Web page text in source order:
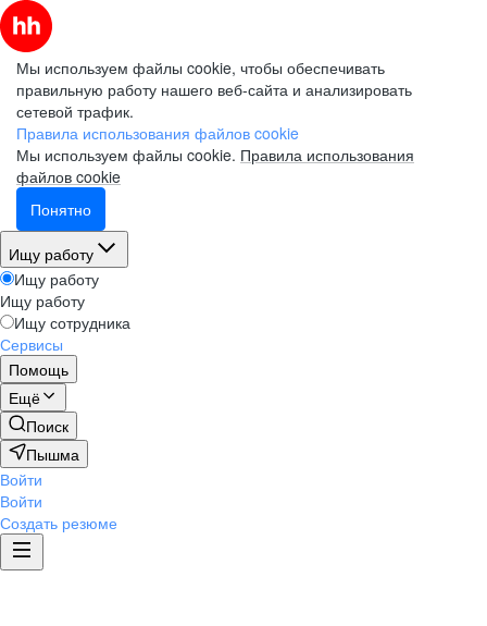
Мы используем файлы cookie, чтобы обеспечивать
правильную работу нашего веб-сайта и анализировать
сетевой трафик.
Правила использования файлов cookie
Мы используем файлы cookie. Правила использования
файлов cookie
Понятно
Ищу работу
Ищу работу
Ищу работу
Ищу сотрудника
Сервисы
Помощь
Ещё
Поиск
Пышма
Войти
Войти
Создать резюме